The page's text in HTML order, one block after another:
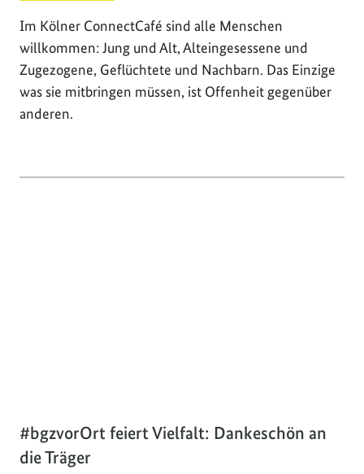
Im Kölner ConnectCafé sind alle Menschen
willkommen: Jung und Alt, Alteingesessene und
Zugezogene, Geflüchtete und Nachbarn. Das Einzige
was sie mitbringen müssen, ist Offenheit gegenüber
anderen.
#bgzvorOrt feiert Vielfalt: Dankeschön an
die Träger